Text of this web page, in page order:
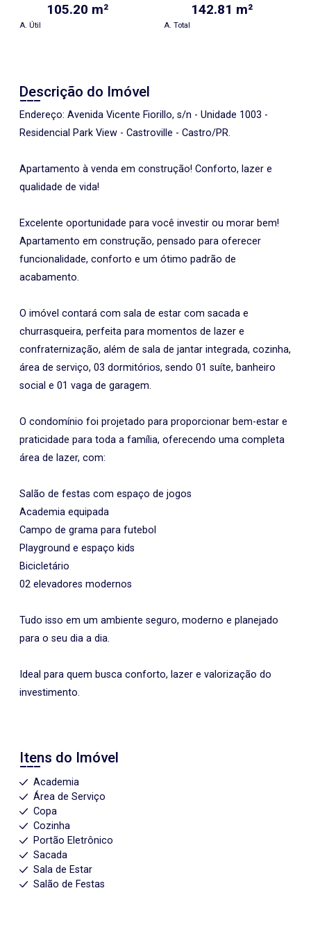
105.20 m²
A. Útil
142.81 m²
A. Total
Descrição do Imóvel
Endereço: Avenida Vicente Fiorillo, s/n - Unidade 1003 -
Residencial Park View - Castroville - Castro/PR.
Apartamento à venda em construção! Conforto, lazer e
qualidade de vida!
Excelente oportunidade para você investir ou morar bem!
Apartamento em construção, pensado para oferecer
funcionalidade, conforto e um ótimo padrão de
acabamento.
O imóvel contará com sala de estar com sacada e
churrasqueira, perfeita para momentos de lazer e
confraternização, além de sala de jantar integrada, cozinha,
área de serviço, 03 dormitórios, sendo 01 suíte, banheiro
social e 01 vaga de garagem.
O condomínio foi projetado para proporcionar bem-estar e
praticidade para toda a família, oferecendo uma completa
área de lazer, com:
Salão de festas com espaço de jogos
Academia equipada
Campo de grama para futebol
Playground e espaço kids
Bicicletário
02 elevadores modernos
Tudo isso em um ambiente seguro, moderno e planejado
para o seu dia a dia.
Ideal para quem busca conforto, lazer e valorização do
investimento.
Itens do Imóvel
Academia
Área de Serviço
Copa
Cozinha
Portão Eletrônico
Sacada
Sala de Estar
Salão de Festas